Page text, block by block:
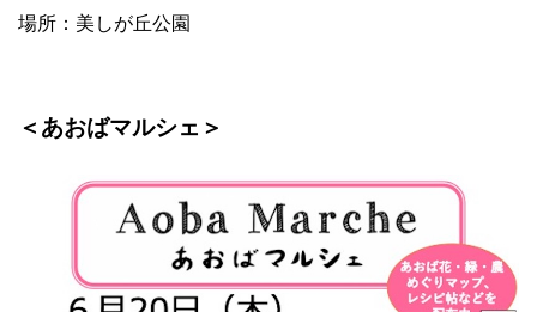
場所：美しが丘公園
＜あおばマルシェ＞